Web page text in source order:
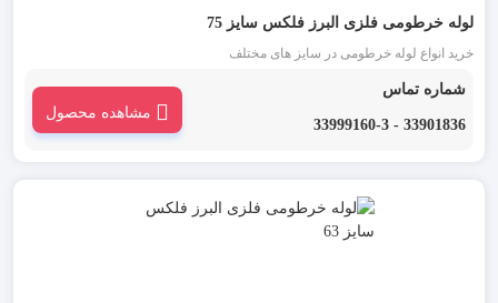
لوله خرطومی فلزی البرز فلکس سایز 75
خرید انواع لوله خرطومی در سایز های مختلف
شماره تماس
33901836 - 33999160-3
مشاهده محصول